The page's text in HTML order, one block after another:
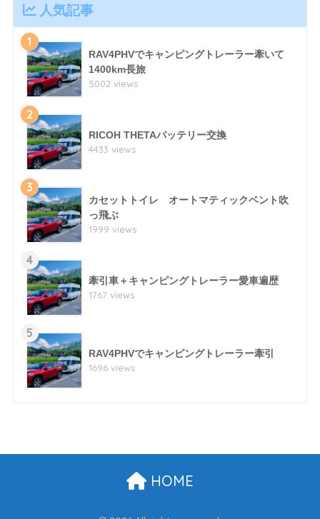
人気記事
1
RAV4PHVでキャンピングトレーラー牽いて
1400km長旅
5002 views
2
RICOH THETAバッテリー交換
4433 views
3
カセットトイレ オートマティックベント吹
っ飛ぶ
1999 views
4
牽引車＋キャンピングトレーラー愛車遍歴
1767 views
5
RAV4PHVでキャンピングトレーラー牽引
1696 views
HOME